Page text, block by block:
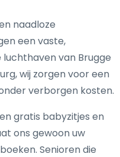
naadloze
een vaste,
van Brugge
wij zorgen voor een
verborgen kosten.
gratis babyzitjes en
ons gewoon uw
Senioren die